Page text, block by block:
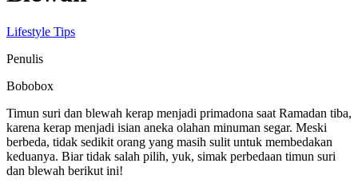
Lifestyle Tips
Penulis
Bobobox
Timun suri dan blewah kerap menjadi primadona saat Ramadan tiba,
karena kerap menjadi isian aneka olahan minuman segar. Meski
berbeda, tidak sedikit orang yang masih sulit untuk membedakan
keduanya. Biar tidak salah pilih, yuk, simak perbedaan timun suri
dan blewah berikut ini!